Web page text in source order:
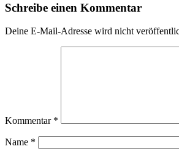
Schreibe einen Kommentar
Deine E-Mail-Adresse wird nicht
Kommentar *
Name *